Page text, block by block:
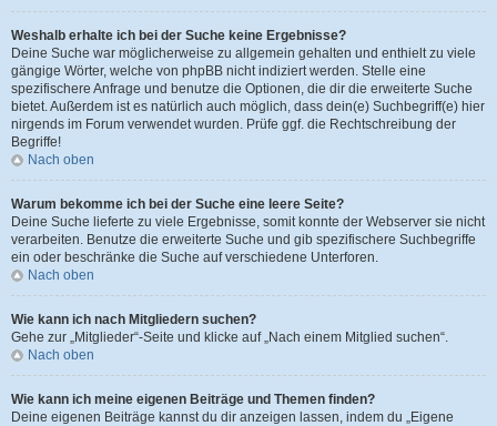
Weshalb erhalte ich bei der Suche keine Ergebnisse?
Deine Suche war möglicherweise zu allgemein gehalten und enthielt zu viele
gängige Wörter, welche von phpBB nicht indiziert werden. Stelle eine
spezifischere Anfrage und benutze die Optionen, die dir die erweiterte Suche
bietet. Außerdem ist es natürlich auch möglich, dass dein(e) Suchbegriff(e) hier
nirgends im Forum verwendet wurden. Prüfe ggf. die Rechtschreibung der
Begriffe!
Nach oben
Warum bekomme ich bei der Suche eine leere Seite?
Deine Suche lieferte zu viele Ergebnisse, somit konnte der Webserver sie nicht
verarbeiten. Benutze die erweiterte Suche und gib spezifischere Suchbegriffe
ein oder beschränke die Suche auf verschiedene Unterforen.
Nach oben
Wie kann ich nach Mitgliedern suchen?
Gehe zur „Mitglieder“-Seite und klicke auf „Nach einem Mitglied suchen“.
Nach oben
Wie kann ich meine eigenen Beiträge und Themen finden?
Deine eigenen Beiträge kannst du dir anzeigen lassen, indem du „Eigene